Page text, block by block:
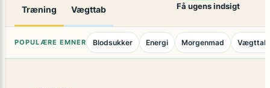
Træning Vægttab
Få ugens indsigt
POPULÆRE EMNER Blodsukker Energi Morgenmad Vægttab